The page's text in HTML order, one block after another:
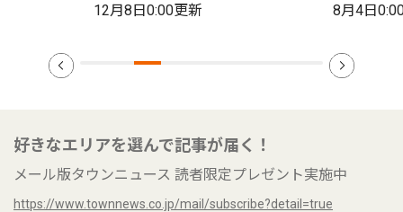
12月8日0:00更新 8月4日
好きなエリアを選んで記事が届く！
メール版タウンニュース 読者限定プレゼント実施中
https://www.townnews.co.jp/mail/subscribe?detail=true